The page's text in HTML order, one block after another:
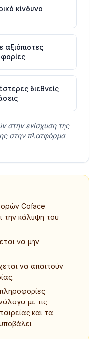
κίνδυνο
διεθνείς
στην ενίσχυση της
στην πλατφόρμα
Coface
την κάλυψη του
να μην
να απαιτούν
με τις
και τα